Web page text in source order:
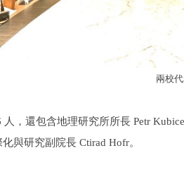
兩校
，還包含地理研究所所長 Petr
與研究副院長 Ctirad Hofr。